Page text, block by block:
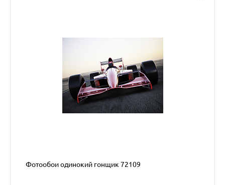
Фотообои одинокий гонщик 72109